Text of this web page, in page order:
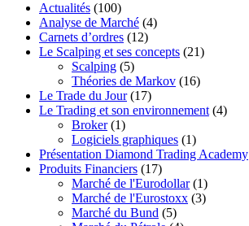
Actualités (100)
Analyse de Marché (4)
Carnets d’ordres (12)
Le Scalping et ses concepts (21)
Scalping (5)
Théories de Markov (16)
Le Trade du Jour(17)
Le Trading et son environnement (4)
Broker(1)
Logiciels graphiques (1)
Présentation Diamond Trading Academy
Produits Financiers (17)
Marché de l'Eurodollar(1)
Marché de l'Eurostoxx (3)
Marché du Bund (5)